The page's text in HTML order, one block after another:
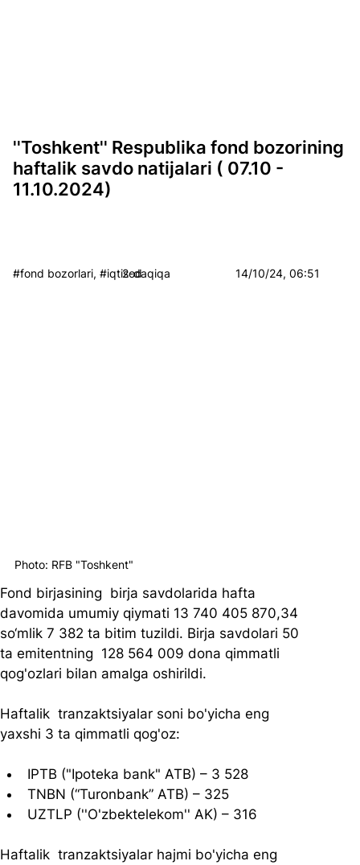
''Toshkent'' Respublika fond bozorining
haftalik savdo natijalari ( 07.10 -
11.10.2024)
#fond bozorlari, #iqtisod2-daqiqa 14/10/24, 06:51
Fond birjasining  birja savdolarida hafta
davomida umumiy qiymati 13 740 405 870,34
so‘mlik 7 382 ta bitim tuzildi. Birja savdolari 50
ta emitentning  128 564 009 dona qimmatli
qog'ozlari bilan amalga oshirildi.
Haftalik  tranzaktsiyalar soni bo'yicha eng
yaxshi 3 ta qimmatli qog'oz:
IPTB ("Ipoteka bank" ATB) – 3 528
TNBN (“Turonbank” ATB) – 325
UZTLP (''O'zbektelekom'' AK) – 316
Haftalik  tranzaktsiyalar hajmi bo'yicha eng
Photo: RFB "Toshkent"